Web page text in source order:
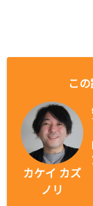
こ
カケイ カズ
ノリ